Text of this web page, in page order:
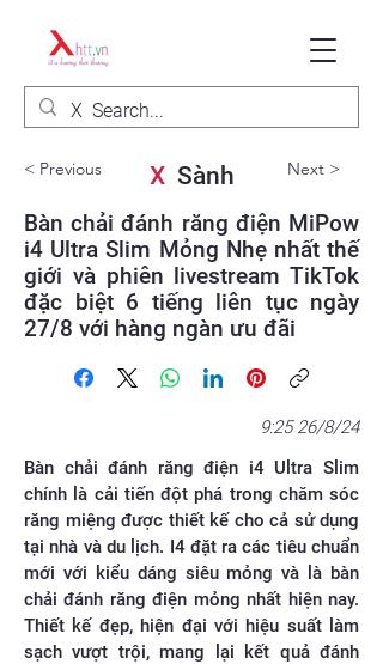
< Previous XSành Next >
Bàn chải đánh răng điện MiPow
i4 Ultra Slim Mỏng Nhẹ nhất thế
giới và phiên livestream TikTok
đặc biệt 6 tiếng liên tục ngày
27/8 với hàng ngàn ưu đãi
9:25 26/8/24
Bàn chải đánh răng điện i4 Ultra Slim
chính là cải tiến đột phá trong chăm sóc
răng miệng được thiết kế cho cả sử dụng
tại nhà và du lịch. I4 đặt ra các tiêu chuẩn
mới với kiểu dáng siêu mỏng và là bàn
chải đánh răng điện mỏng nhất hiện nay.
Thiết kế đẹp, hiện đại với hiệu suất làm
sạch vượt trội, mang lại kết quả đánh